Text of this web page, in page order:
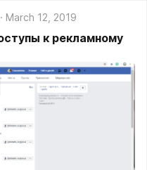
March 12, 2019
к рекламному